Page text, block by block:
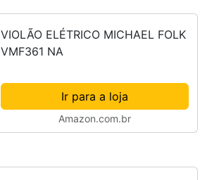
VIOLÃO ELÉTRICO MICHAEL FOLK
VMF361 NA
Ir para a loja
Amazon.com.br